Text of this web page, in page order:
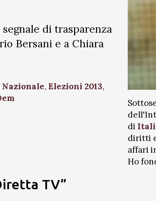
di trasparenza
Bersani e a Chiara
, Elezioni 2013,
TV”
di
diritti
affari
Ho